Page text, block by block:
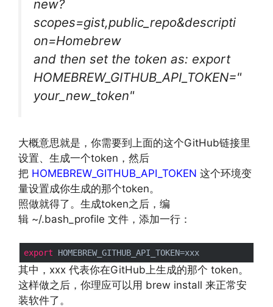
new?
scopes=gist,public_repo&descripti
on=Homebrew
and then set the token as: export
HOMEBREW_GITHUB_API_TOKEN="
your_new_token"
大概意思就是，你需要到上面的这个GitHub链接里
设置、生成一个token，然后
把 HOMEBREW_GITHUB_API_TOKEN 这个环境变
量设置成你生成的那个token。
照做就得了。生成token之后，编
辑 ~/.bash_profile 文件，添加一行：
export
其中，xxx 代表你在GitHub上生成的那个 token。
这样做之后，你理应可以用 brew install 来正常安
装软件了。